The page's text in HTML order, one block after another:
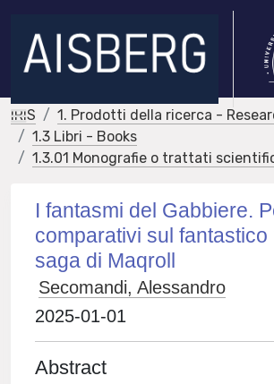
IRIS
1. Prodotti della ricerca -
1.3 Libri - Books
1.3.01 Monografie o trattati
I fantasmi del Gabbiere.
comparativi sul fantastico
saga di Maqroll
Secomandi, Alessandro
2025-01-01
Abstract